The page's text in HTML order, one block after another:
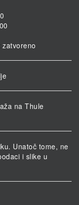
na Thule
Unatoč tome, ne
i slike u